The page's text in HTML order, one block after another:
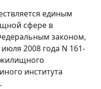
единым
сфере в
законом,
2008 года N 161-
института